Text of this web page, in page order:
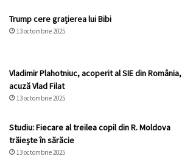
Trump cere grațierea lui Bibi
13 octombrie 2025
Vladimir Plahotniuc, acoperit al SIE din România,
acuză Vlad Filat
13 octombrie 2025
Studiu: Fiecare al treilea copil din R. Moldova
trăiește în sărăcie
13 octombrie 2025